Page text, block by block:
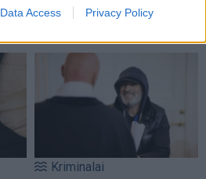
Data Access Privacy Policy
močiute
Kriminalai